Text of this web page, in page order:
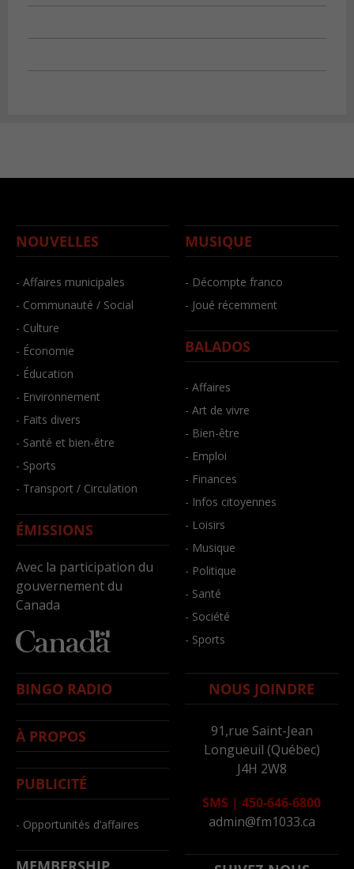
NOUVELLES
- Affaires municipales
- Communauté / Social
- Culture
- Économie
- Éducation
- Environnement
- Faits divers
- Santé et bien-être
- Sports
- Transport / Circulation
ÉMISSIONS
Avec la participation du
gouvernement du
Canada
MUSIQUE
- Décompte franco
- Joué récemment
BALADOS
- Affaires
- Art de vivre
- Bien-être
- Emploi
- Finances
- Infos citoyennes
- Loisirs
- Musique
- Politique
- Santé
- Société
- Sports
BINGO RADIO
À PROPOS
PUBLICITÉ
- Opportunités d’affaires
NOUS JOINDRE
91,rue Saint-Jean
Longueuil (Québec)
J4H 2W8
SMS | 450-646-6800
admin@fm1033.ca